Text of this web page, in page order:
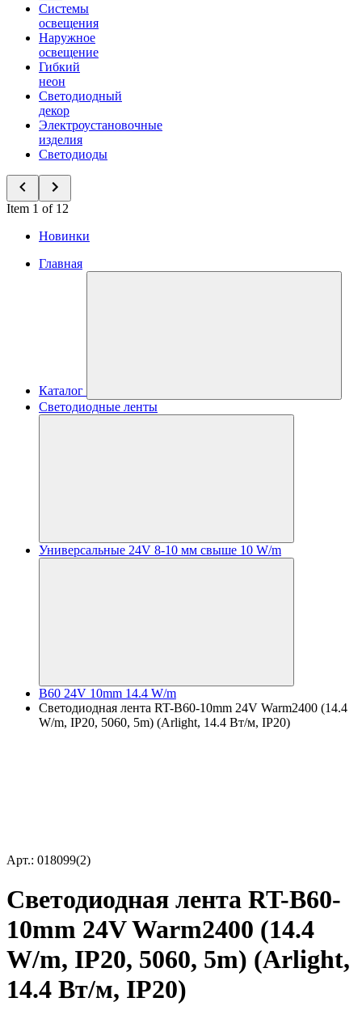
Системы
освещения
Наружное
освещение
Гибкий
неон
Светодиодный
декор
Электроустановочные
изделия
Светодиоды
Item 1 of 12
Новинки
Главная
Каталог
Светодиодные ленты
Универсальные 24V 8-10 мм свыше 10 W/m
B60 24V 10mm 14.4 W/m
Светодиодная лента RT-B60-10mm 24V Warm2400 (14.4
W/m, IP20, 5060, 5m) (Arlight, 14.4 Вт/м, IP20)
Арт.: 018099(2)
Светодиодная лента RT-B60-
10mm 24V Warm2400 (14.4
W/m, IP20, 5060, 5m) (Arlight,
14.4 Вт/м, IP20)